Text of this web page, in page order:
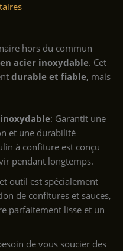
hors du commun
acier inoxydable. Cet
durable et fiable, mais
: Garantit une
et une durabilité
à confiture est conçu
pendant longtemps.
outil est spécialement
de confitures et sauces,
parfaitement lisse et un
de vous soucier des